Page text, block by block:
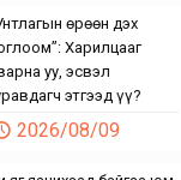
өрөөн дэх
Харилцааг
уу, эсвэл
этгээд үү?
2026/08/09